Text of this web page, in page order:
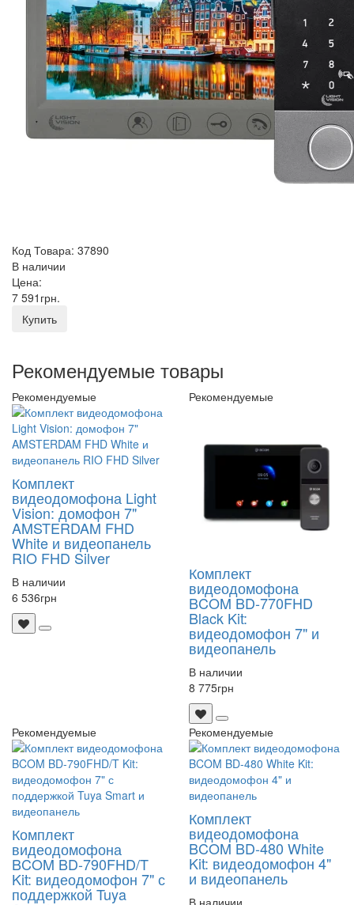
Код Товара: 37890
В наличии
Цена:
7 591 грн.
Купить
Рекомендуемые товары
Рекомендуемые
Комплект
видеодомофона Light
Vision: домофон 7"
AMSTERDAM FHD
White и видеопанель
RIO FHD Silver
В наличии
6 536грн
Рекомендуемые
Комплект
видеодомофона
BCOM BD-770FHD
Black Kit:
видеодомофон 7" и
видеопанель
В наличии
8 775грн
Рекомендуемые
Комплект
видеодомофона
BCOM BD-790FHD/T
Kit: видеодомофон 7" с
поддержкой Tuya
Рекомендуемые
Комплект
видеодомофона
BCOM BD-480 White
Kit: видеодомофон 4"
и видеопанель
В наличии